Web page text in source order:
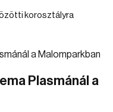
korosztályra
Plasmánál a